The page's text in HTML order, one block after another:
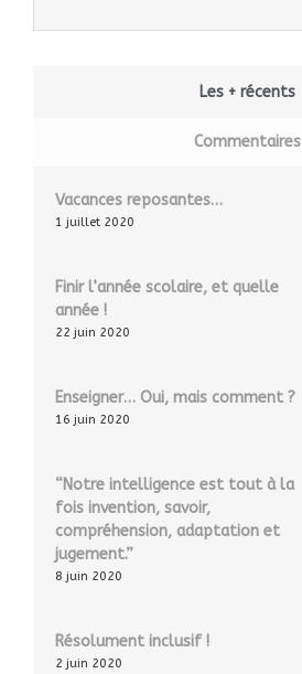
Les + récents
Commentaires
Vacances reposantes…
1 juillet 2020
Finir l’année scolaire, et quelle
année !
22 juin 2020
Enseigner… Oui, mais comment ?
16 juin 2020
“Notre intelligence est tout à la
fois invention, savoir,
compréhension, adaptation et
jugement.”
8 juin 2020
Résolument inclusif !
2 juin 2020